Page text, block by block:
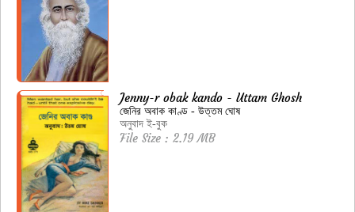
Jenny-r obak kando - Uttam Ghosh
জেনির অবাক কাণ্ড - উত্তম ঘোষ
অনুবাদ ই-বুক
File Size : 2.19 MB